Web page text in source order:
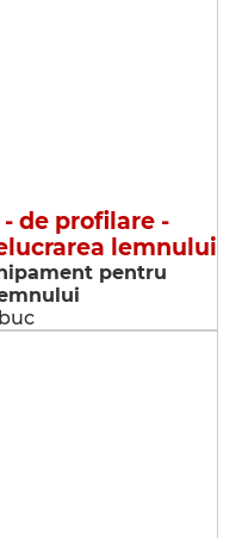
de profilare -
lemnului
pentru